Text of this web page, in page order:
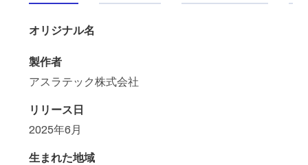
オリジナル名
製作者
アスラテック株式会社
リリース日
2025年6月
生まれた地域